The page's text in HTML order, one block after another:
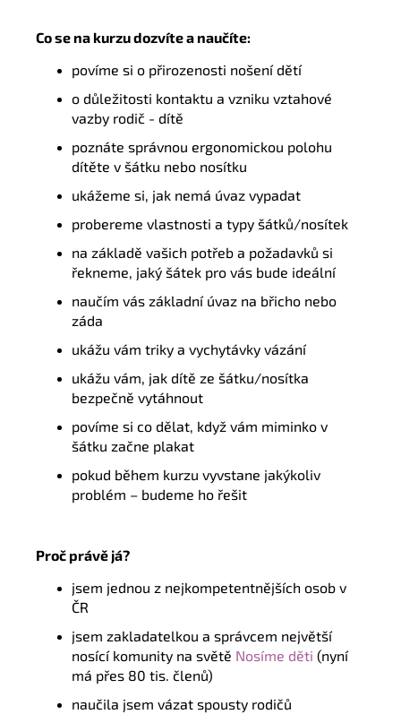
Co se na kurzu dozvíte a naučíte:
povíme si o přirozenosti nošení dětí
o důležitosti kontaktu a vzniku vztahové
vazby rodič - dítě
poznáte správnou ergonomickou polohu
dítěte v šátku nebo nosítku
ukážeme si, jak nemá úvaz vypadat
probereme vlastnosti a typy šátků/nosítek
na základě vašich potřeb a požadavků si
řekneme, jaký šátek pro vás bude ideální
naučím vás základní úvaz na břicho nebo
záda
ukážu vám triky a vychytávky vázání
ukážu vám, jak dítě ze šátku/nosítka
bezpečně vytáhnout
povíme si co dělat, když vám miminko v
šátku začne plakat
pokud během kurzu vyvstane jakýkoliv
problém – budeme ho řešit
Proč právě já?
jsem jednou z nejkompetentnějších osob v
ČR
jsem zakladatelkou a správcem největší
nosící komunity na světě Nosíme děti (nyní
má přes 80 tis. členů)
naučila jsem vázat spousty rodičů